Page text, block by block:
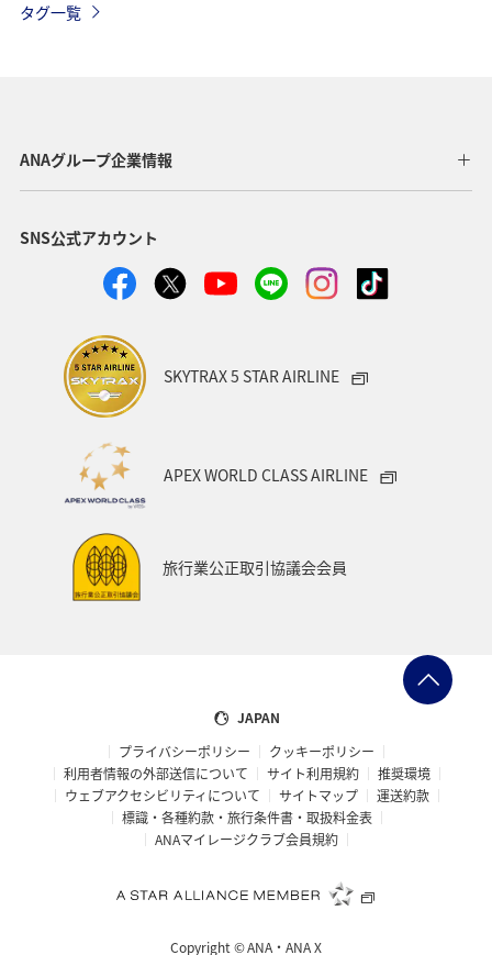
鹿児島県 飛行機 東京都 ライフ 仙台
関西地方 大分県
和歌山県 静岡県 ホテル
マダイ クロダイ
タグ一覧
ANAグループ企業情報
SNS公式アカウント
SKYTRAX 5 STAR AIRLINE
APEX WORLD CLASS AIRLINE
旅行業公正取引協議会会員
JAPAN
プライバシーポリシー
クッキーポリシー
利用者情報の外部送信について
サイト利用規約
推奨環境
ウェブアクセシビリティについて
サイトマップ
運送約款
標識・各種約款・旅行条件書・取扱料金表
ANAマイレージクラブ会員規約
Copyright ©ANA・ANA X